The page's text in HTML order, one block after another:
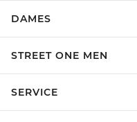
DAMES
STREET ONE MEN
SERVICE